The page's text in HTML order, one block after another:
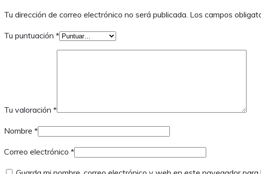
Tu dirección de correo electrónico no será publicada. Los campos
Tu puntuación *
Tu valoración *
Nombre *
Correo electrónico *